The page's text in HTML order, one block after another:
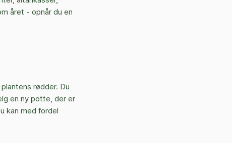
året - opnår du en
rødder. Du
en ny potte, der er
kan med fordel